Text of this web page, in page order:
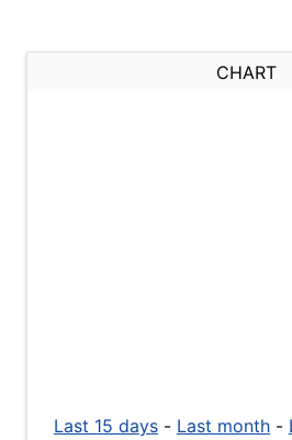
CHART
Last 15 days - Last month -